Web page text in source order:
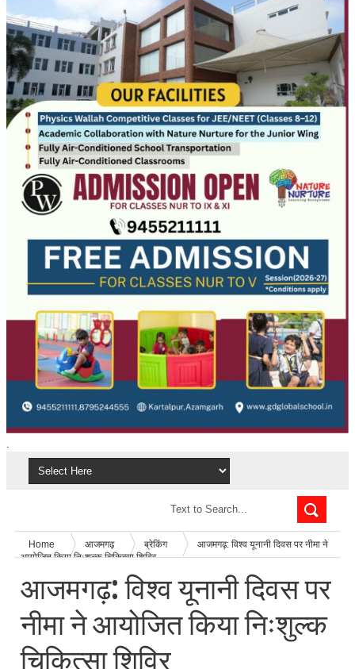
.
Home आजमगढ़ ब्रेकिंग
आजमगढ़: विश्व यूनानी दिवस पर नीमा ने
आयोजित किया निःशुल्क चिकित्सा शिविर
आजमगढ़: विश्व यूनानी दिवस पर
नीमा ने आयोजित किया निःशुल्क
चिकित्सा शिविर